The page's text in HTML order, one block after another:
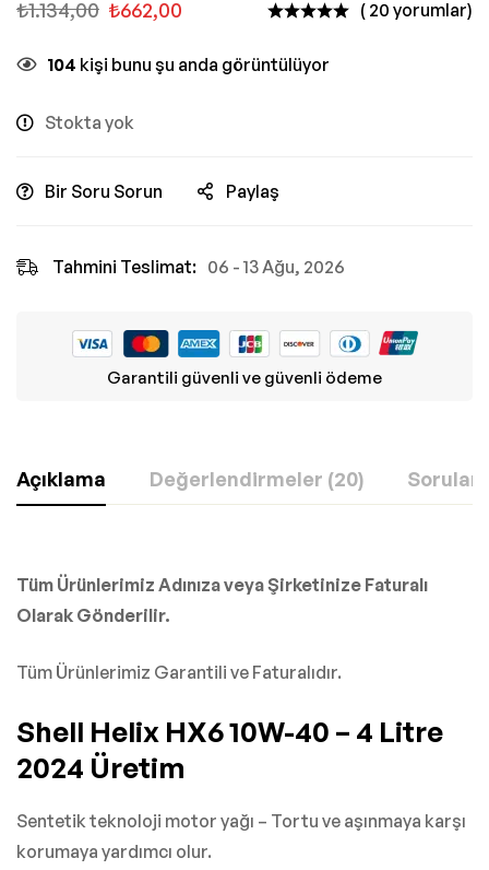
₺1.134,00 ₺662,00 ( 20 yorumlar)
104 kişi bunu şu anda görüntülüyor
Stokta yok
Bir Soru Sorun Paylaş
Tahmini Teslimat: 06 - 13 Ağu, 2026
Garantili güvenli ve güvenli ödeme
Açıklama Değerlendirmeler (20) Sorular
Tüm Ürünlerimiz Adınıza veya Şirketinize Faturalı
Olarak Gönderilir.
Tüm Ürünlerimiz Garantili ve Faturalıdır.
Shell Helix HX6 10W-40 – 4 Litre
2024 Üretim
Sentetik teknoloji motor yağı – Tortu ve aşınmaya karşı
korumaya yardımcı olur.